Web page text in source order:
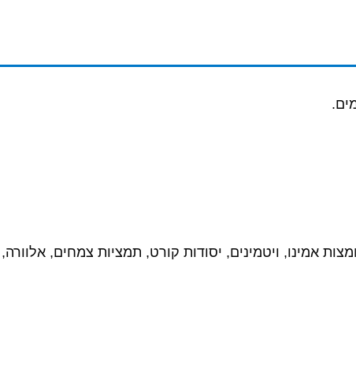
.
אמינו, ויטמינים, יסודות קורט, תמציות צמחים, אלוורה,